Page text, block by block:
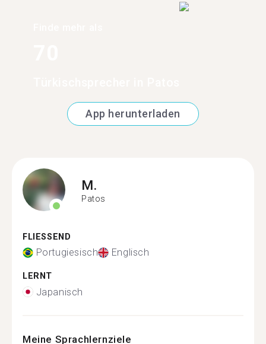
App herunterladen
M.
Patos
FLIESSEND
Portugiesisch Englisch
LERNT
Japanisch
Meine Sprachlernziele